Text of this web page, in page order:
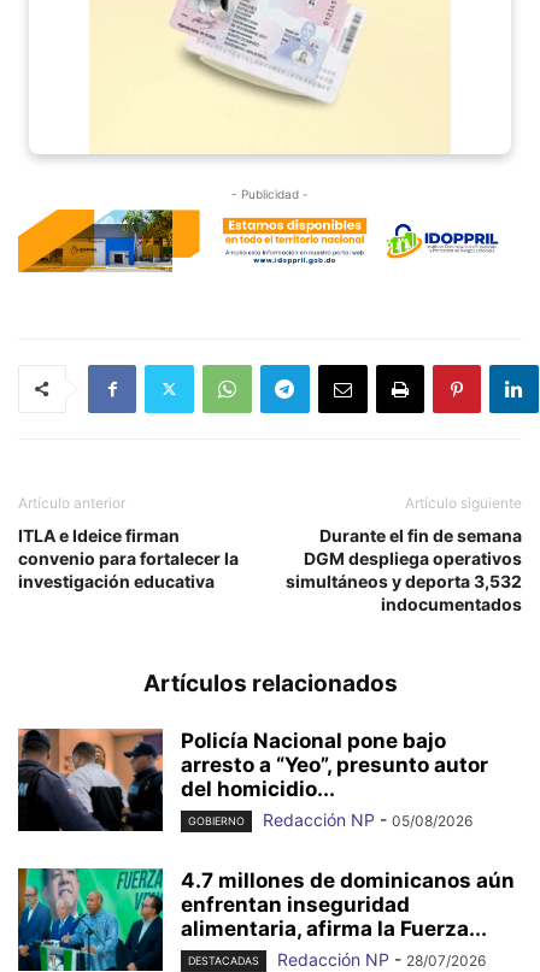
- Publicidad -
Artículo anterior
ITLA e Ideice firman
convenio para fortalecer la
investigación educativa
Artículo siguiente
Durante el fin de semana
DGM despliega operativos
simultáneos y deporta 3,532
indocumentados
Artículos relacionados
Policía Nacional pone bajo
arresto a “Yeo”, presunto autor
del homicidio...
GOBIERNO Redacción NP - 05/08/2026
4.7 millones de dominicanos aún
enfrentan inseguridad
alimentaria, afirma la Fuerza...
DESTACADAS Redacción NP - 28/07/2026